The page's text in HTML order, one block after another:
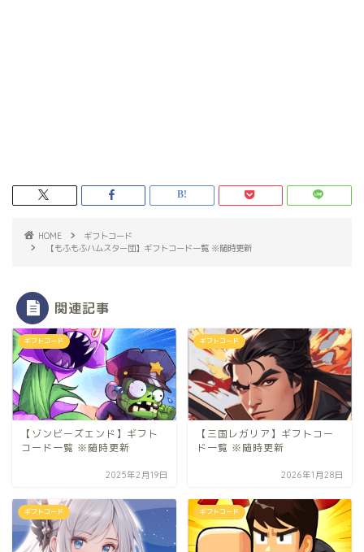
HOME
ギフトコード
【もふもふハムスター団】ギフトコード一覧 ※随時更新
関連記事
ギフトコード
【ゾンビーズエンド】ギフト
コード一覧 ※随時更新
2025年2月19日
ギフトコード
【三国レガリア】ギフトコー
ド一覧 ※随時更新
2026年1月28日
ギフトコード ギフトコード